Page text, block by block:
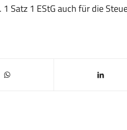
Satz 1 EStG auch für die